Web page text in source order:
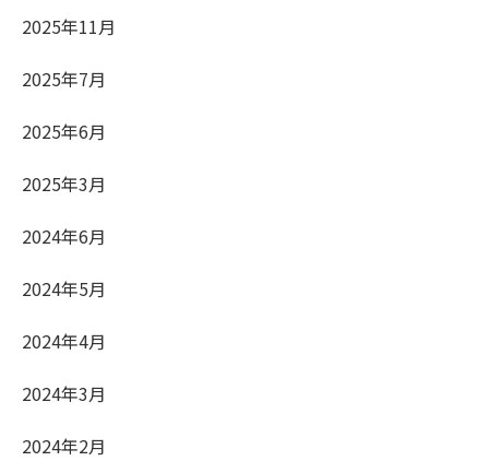
2025年11月
2025年7月
2025年6月
2025年3月
2024年6月
2024年5月
2024年4月
2024年3月
2024年2月